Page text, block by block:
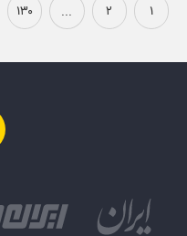
۱ ۲ ... ۱۳۰